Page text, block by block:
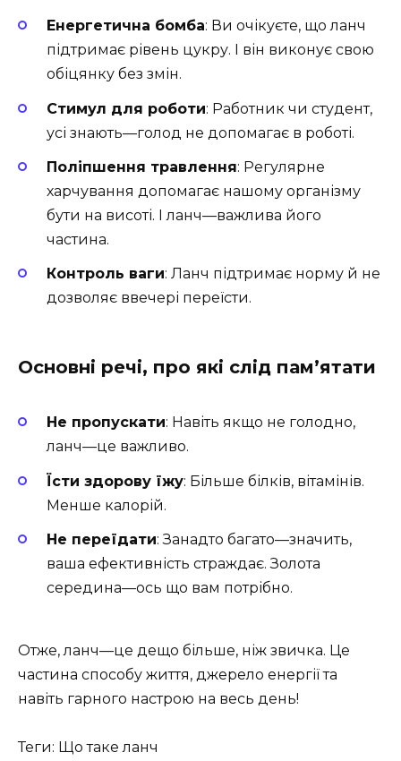
Енергетична бомба: Ви очікуєте, що ланч
підтримає рівень цукру. І він виконує свою
обіцянку без змін.
Стимул для роботи: Работник чи студент,
усі знають—голод не допомагає в роботі.
Поліпшення травлення: Регулярне
харчування допомагає нашому організму
бути на висоті. І ланч—важлива його
частина.
Контроль ваги: Ланч підтримає норму й не
дозволяє ввечері переїсти.
Основні речі, про які слід пам’ятати
Не пропускати: Навіть якщо не голодно,
ланч—це важливо.
Їсти здорову їжу: Більше білків, вітамінів.
Менше калорій.
Не переїдати: Занадто багато—значить,
ваша ефективність страждає. Золота
середина—ось що вам потрібно.
Отже, ланч—це дещо більше, ніж звичка. Це
частина способу життя, джерело енергії та
навіть гарного настрою на весь день!
Теги: Що таке ланч